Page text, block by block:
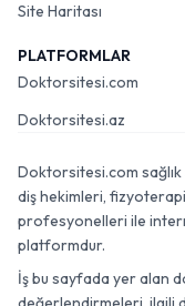
Site Haritası
PLATFORMLAR
Doktorsitesi.com
Doktorsitesi.az
Doktorsitesi.com
diş hekimleri,
profesyonelleri ile
platformdur.
İş bu sayfada yer alan